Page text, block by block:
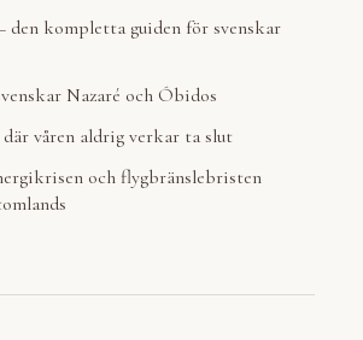
den kompletta guiden för svenskar
Nazaré och Óbidos
våren aldrig verkar ta slut
och flygbränslebristen